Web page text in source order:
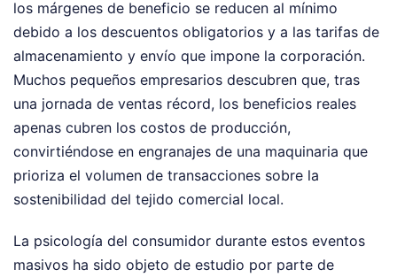
los márgenes de beneficio se reducen al mínimo
debido a los descuentos obligatorios y a las tarifas de
almacenamiento y envío que impone la corporación.
Muchos pequeños empresarios descubren que, tras
una jornada de ventas récord, los beneficios reales
apenas cubren los costos de producción,
convirtiéndose en engranajes de una maquinaria que
prioriza el volumen de transacciones sobre la
sostenibilidad del tejido comercial local.
La psicología del consumidor durante estos eventos
masivos ha sido objeto de estudio por parte de